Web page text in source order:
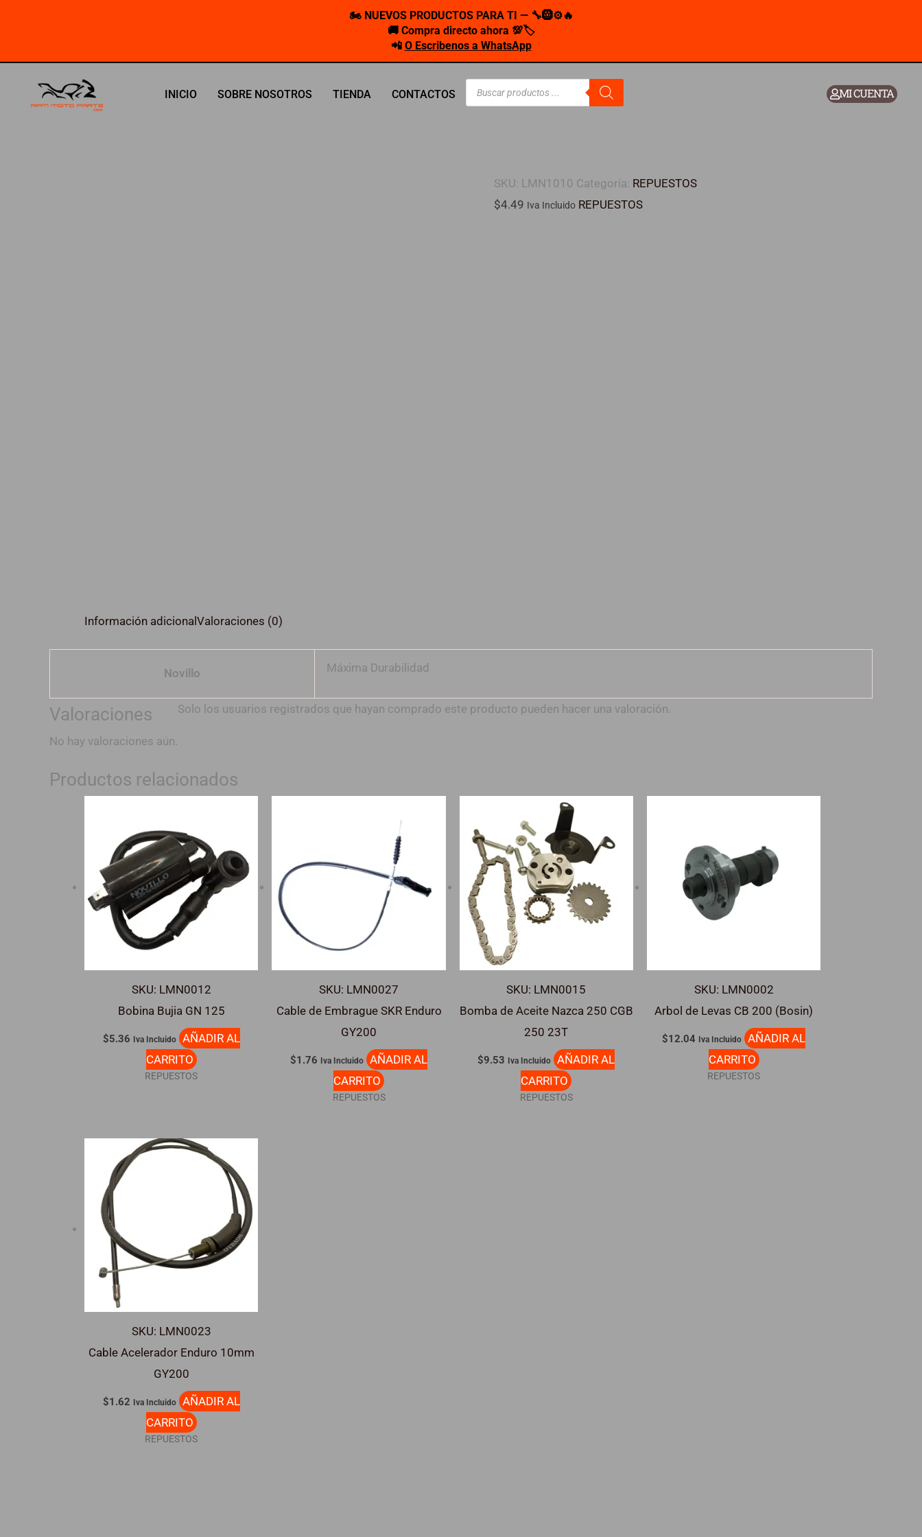
🏍️ NUEVOS PRODUCTOS PARA TI — 🔧🛞⚙️🔥
🚚 Compra directo ahora 💯🏷️
📲 O Escribenos a WhatsApp
INICIO SOBRE NOSOTROS TIENDA CONTACTOS
Búsqueda
productos
MI CUENTA
SKU: LMN1010 Categoría: REPUESTOS
$4.49 Iva Incluido REPUESTOS
Información adicionalValoraciones (0)
Novillo Máxima Durabilidad
Valoraciones
No hay valoraciones aún.
Solo los usuarios registrados que hayan comprado este producto pueden hacer una valoración.
Productos relacionados
SKU: LMN0012
Bobina Bujia GN 125
$5.36 Iva Incluido
AÑADIR AL
CARRITO
REPUESTOS
SKU: LMN0027
Cable de Embrague SKR Enduro
GY200
$1.76 Iva Incluido
AÑADIR AL
CARRITO
REPUESTOS
SKU: LMN0015
Bomba de Aceite Nazca 250 CGB
250 23T
$9.53 Iva Incluido
AÑADIR AL
CARRITO
REPUESTOS
SKU: LMN0002
Arbol de Levas CB 200 (Bosin)
$12.04 Iva Incluido
AÑADIR AL
CARRITO
REPUESTOS
SKU: LMN0023
Cable Acelerador Enduro 10mm
GY200
$1.62 Iva Incluido
AÑADIR AL
CARRITO
REPUESTOS